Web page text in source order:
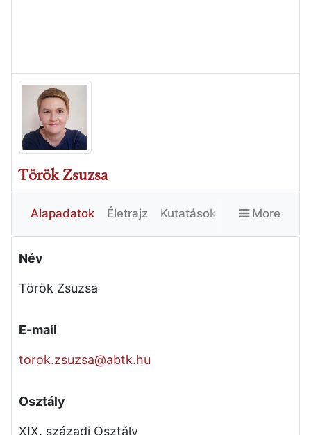
Török Zsuzsa
Alapadatok Életrajz Kutatások More
Név
Török Zsuzsa
E-mail
torok.zsuzsa@abtk.hu
Osztály
XIX. századi Osztály